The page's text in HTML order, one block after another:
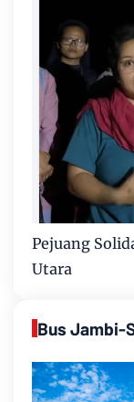
Pejuang
Utara
Bus Jambi-